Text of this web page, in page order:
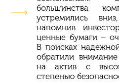
большинства
устремились
напомнив
ценные бумаги –
В поисках
обратили
на актив с
степенью